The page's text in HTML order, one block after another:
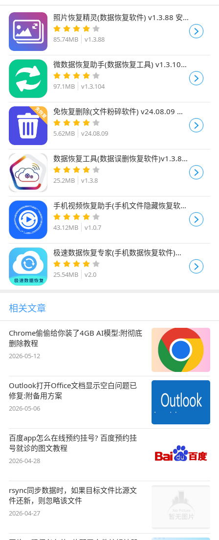
照片恢复精灵(数据恢复软件) v1.3.88 安
卓版
85.74MB v1.3.88
微数据恢复助手(数据恢复工具) v1.3.104
安卓手机版
97.1MB v1.3.104
免恢复删除(文件粉碎软件) v24.08.09 安
卓版
5.62MB v24.08.09
数据恢复工具(数据误删恢复软件)v1.3.8
安卓版
25.2MB v1.3.8
手机视频恢复助手(手机文件隐藏恢复软
件)v1.0.7 安卓手机版
43.12MB v1.0.7
极速数据恢复专家(手机数据恢复软件)
v2.0 安卓版
25.54MB v2.0
相关文章
Chrome偷偷给你装了4GB AI模型:附彻底
删除教程
2026-05-12
Outlook打开Office文档显示空白问题已
修复:附备用方案
2026-05-06
百度app怎么在线预约挂号? 百度预约挂
号就诊的图文教程
2026-04-28
rsync同步数据时，如果目标文件比源文
件还新，则忽略该文件
2026-04-27